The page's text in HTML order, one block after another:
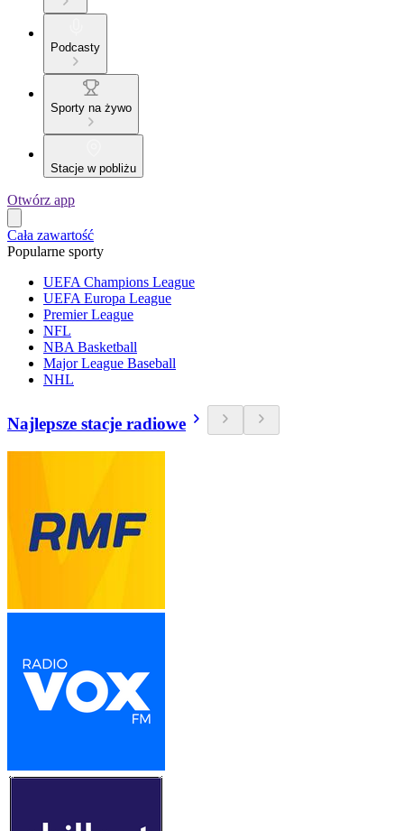
Podcasty
Sporty na żywo
Stacje w pobliżu
Otwórz app
Cała zawartość
Popularne sporty
UEFA Champions League
UEFA Europa League
Premier League
NFL
NBA Basketball
Major League Baseball
NHL
Najlepsze stacje radiowe